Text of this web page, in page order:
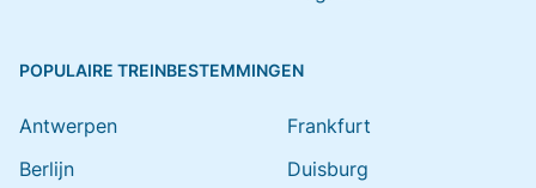
POPULAIRE TREINBESTEMMINGEN
Antwerpen
Berlijn
Frankfurt
Duisburg